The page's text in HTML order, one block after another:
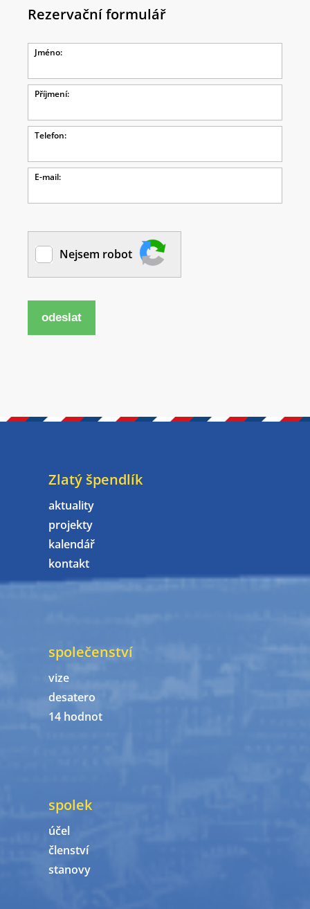
Rezervační formulář
Jméno:
Příjmení:
Telefon:
E-mail:
Nejsem robot
odeslat
Zlatý špendlík
aktuality
projekty
kalendář
kontakt
společenství
vize
desatero
14 hodnot
spolek
účel
členství
stanovy